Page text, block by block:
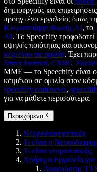
δημιουργούς και
προηγμένα εργαλεία, όπως τη
Κλωνοποίηση Φωνής AI, το
AI. Το Speechify τροφοδοτεί
υψηλής ποιότητας και
κειμένου σε ομιλία. Έχει
Street Journal, CNBC,
ΜΜΕ — το Speechify είναι ο
κειμένου σε ομιλία στον
speechify.com/news,
για να μάθετε περισσότερα.
Περιεχόμενα
Νευροδιαφορετικός
Τι είναι η
Τι είναι νευροτυπικός;
Χρήσιμα Εργαλεία
Αναγνώστης